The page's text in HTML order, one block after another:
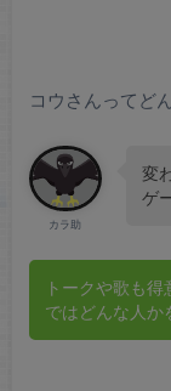
コウさんってど
カラ助
変
ゲ
トークや歌も得
ではどんな人か